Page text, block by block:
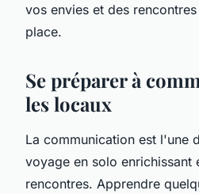
vos envies et des
place.
Se préparer à
les locaux
La communication est l'une
voyage en solo enrichissant
rencontres. Apprendre